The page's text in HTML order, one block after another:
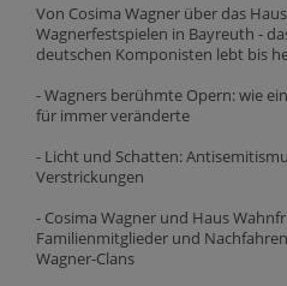
Von Cosima Wagner über das
Wagnerfestspielen in Bayreuth -
deutschen Komponisten lebt bis
- Wagners berühmte Opern: wie
für immer veränderte
- Licht und Schatten:
Verstrickungen
- Cosima Wagner und Haus
Familienmitglieder und
Wagner-Clans